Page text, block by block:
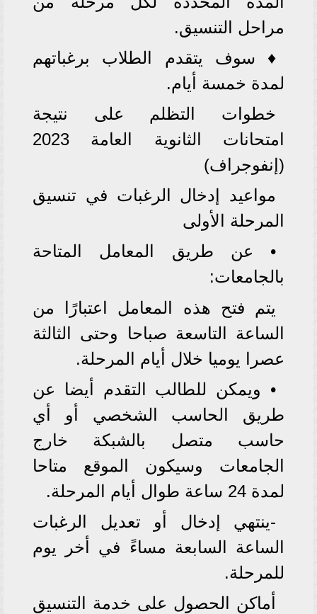
مراحل التنسيق.
♦ سوف يتقدم الطلاب برغباتهم
لمدة خمسة أيام.
خطوات التظلم على نتيجة
امتحانات الثانوية العامة 2023
(إنفوجراف)
مواعيد إدخال الرغبات في تنسيق
المرحلة الأولى
• عن طريق المعامل المتاحة
بالجامعات:
يتم فتح هذه المعامل اعتبارًا من
الساعة التاسعة صباحا وحتى الثالثة
عصرا يوميا خلال أيام المرحلة.
• ويمكن للطالب التقدم أيضا عن
طريق الحاسب الشخصي أو أي
حاسب متصل بالشبكة خارج
الجامعات وسيكون الموقع متاحا
لمدة 24 ساعة طوال أيام المرحلة.
-ينتهي إدخال أو تعديل الرغبات
الساعة السابعة مساءً في أخر يوم
للمرحلة.
أماكن الحصول على خدمة التنسيق